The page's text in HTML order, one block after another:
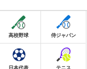
高校野球 侍ジャパン
日本代表 テニス